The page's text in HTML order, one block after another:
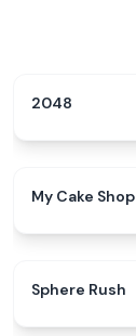
2048
My Cake Shop
Sphere Rush